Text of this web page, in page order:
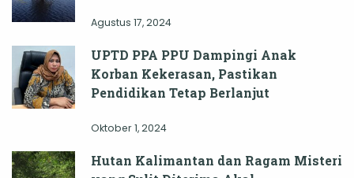
Agustus 17, 2024
UPTD PPA PPU Dampingi Anak
Korban Kekerasan, Pastikan
Pendidikan Tetap Berlanjut
Oktober 1, 2024
Hutan Kalimantan dan Ragam Misteri